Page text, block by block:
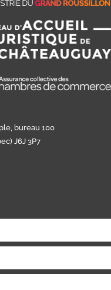
bureau 100
J6J 3P7